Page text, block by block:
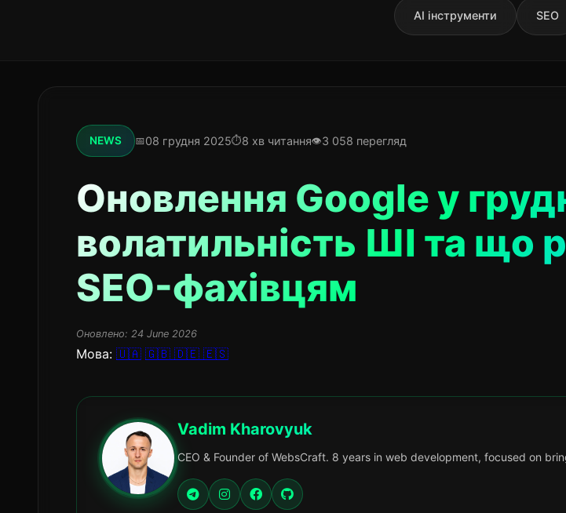
AI інструменти SEO
NEWS 08 грудня 2025 8 хв читання 3 058 перегляд
Оновлення Google у
волатильність ШІ та що
SEO-фахівцям
Оновлено: 24 June 2026
Мова: 🇺🇦 🇬🇧 🇩🇪 🇪🇸
Vadim Kharovyuk
CEO & Founder of WebsCraft. 8 years in web development, focused on